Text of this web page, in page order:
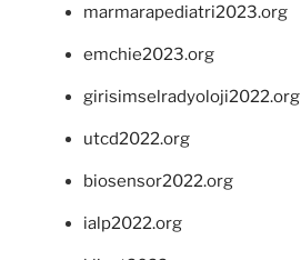
marmarapediatri2023.org
emchie2023.org
girisimselradyoloji2022.org
utcd2022.org
biosensor2022.org
ialp2022.org